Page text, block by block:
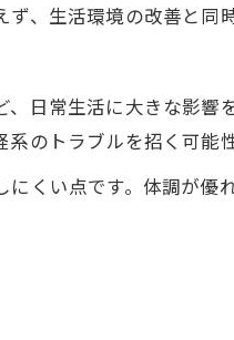
、生活環境の改善と同
日常生活に大きな影
のトラブルを招く可能
くい点です。体調が優